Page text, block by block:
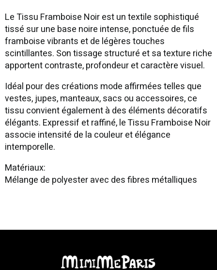
Le Tissu Framboise Noir est un textile sophistiqué
tissé sur une base noire intense, ponctuée de fils
framboise vibrants et de légères touches
scintillantes. Son tissage structuré et sa texture riche
apportent contraste, profondeur et caractère visuel.
Idéal pour des créations mode affirmées telles que
vestes, jupes, manteaux, sacs ou accessoires, ce
tissu convient également à des éléments décoratifs
élégants. Expressif et raffiné, le Tissu Framboise Noir
associe intensité de la couleur et élégance
intemporelle.
Matériaux:
Mélange de polyester avec des fibres métalliques